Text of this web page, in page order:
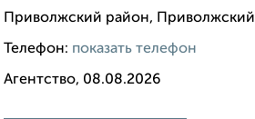
Приволжский район,
Телефон: показать телефон
Агентство, 08.08.2026